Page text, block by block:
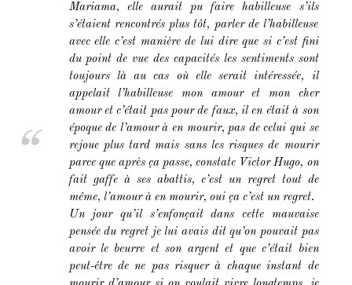
Mariama, elle aurait pu faire habilleuse s’ils
s’étaient rencontrés plus tôt, parler de l’habilleuse
avec elle c’est manière de lui dire que si c’est fini
du point de vue des capacités les sentiments sont
toujours là au cas où elle serait intéressée, il
appelait l’habilleuse mon amour et mon cher
amour et c’était pas pour de faux, il en était à son
époque de l’amour à en mourir, pas de celui qui se
rejoue plus tard mais sans les risques de mourir
parce que après ça passe, constate Victor Hugo, on
fait gaffe à ses abattis, c’est un regret tout de
même, l’amour à en mourir, oui ça c’est un regret.
Un jour qu’il s’enfonçait dans cette mauvaise
pensée du regret je lui avais dit qu’on pouvait pas
avoir le beurre et son argent et que c’était bien
peut-être de ne pas risquer à chaque instant de